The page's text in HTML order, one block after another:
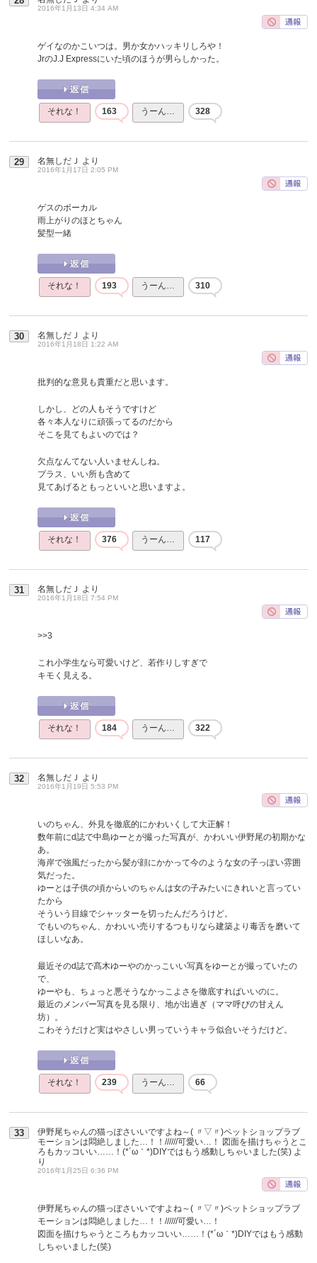
2016年1月13日 4:34 AM
ゲイなのかこいつは。男か女かハッキリしろや！
JrのJ.J Expressにいた頃のほうが男らしかった。
それな！ 163 うーん… 328
29 名無しだＪ より
2016年1月17日 2:05 PM
ゲスのボーカル
雨上がりのほとちゃん
髪型一緒
それな！ 193 うーん… 310
30 名無しだＪ より
2016年1月18日 1:22 AM
批判的な意見も貴重だと思います。
しかし、どの人もそうですけど
各々本人なりに頑張ってるのだから
そこを見てもよいのでは？
欠点なんてない人いませんしね。
プラス、いい所も含めて
見てあげるともっといいと思いますよ。
それな！ 376 うーん… 117
31 名無しだＪ より
2016年1月18日 7:54 PM
>>3
これ小学生なら可愛いけど、若作りしすぎで
キモく見える。
それな！ 184 うーん… 322
32 名無しだＪ より
2016年1月19日 5:53 PM
いのちゃん、外見を徹底的にかわいくして大正解！
数年前にd誌で中島ゆーとが撮った写真が、かわいい伊野尾の初期かな
あ。
海岸で強風だったから髪が顔にかかって今のような女の子っぽい雰囲
気だった。
ゆーとは子供の頃からいのちゃんは女の子みたいにきれいと言ってい
たから
そういう目線でシャッターを切ったんだろうけど。
でもいのちゃん、かわいい売りするつもりなら建築より毒舌を磨いて
ほしいなあ。
最近そのd誌で髙木ゆーやのかっこいい写真をゆーとが撮っていたの
で、
ゆーやも、ちょっと悪そうなかっこよさを徹底すればいいのに。
最近のメンバー写真を見る限り、地が出過ぎ（ママ呼びの甘えん
坊）。
こわそうだけど実はやさしい男っていうキャラ似合いそうだけど。
それな！ 239 うーん… 66
33
伊野尾ちゃんの猫っぽさいいですよね～( 〃▽〃)ペットショップラブ
モーションは悶絶しました…！！//////可愛い…！ 図面を描けちゃうとこ
ろもカッコいい……！(*´ω｀*)DIYではもう感動しちゃいました(笑) よ
り
2016年1月25日 6:36 PM
伊野尾ちゃんの猫っぽさいいですよね～( 〃▽〃)ペットショップラブ
モーションは悶絶しました…！！//////可愛い…！
図面を描けちゃうところもカッコいい……！(*´ω｀*)DIYではもう感動
しちゃいました(笑)